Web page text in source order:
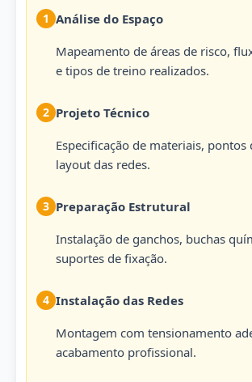
1 Análise do Espaço
Mapeamento de áreas de risco,
e tipos de treino realizados.
2 Projeto Técnico
Especificação de materiais, pontos
layout das redes.
3 Preparação Estrutural
Instalação de ganchos, buchas
suportes de fixação.
4 Instalação das Redes
Montagem com tensionamento
acabamento profissional.